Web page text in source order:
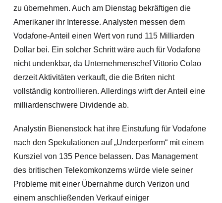
zu übernehmen. Auch am Dienstag bekräftigen die
Amerikaner ihr Interesse. Analysten messen dem
Vodafone-Anteil einen Wert von rund 115 Milliarden
Dollar bei. Ein solcher Schritt wäre auch für Vodafone
nicht undenkbar, da Unternehmenschef Vittorio Colao
derzeit Aktivitäten verkauft, die die Briten nicht
vollständig kontrollieren. Allerdings wirft der Anteil eine
milliardenschwere Dividende ab.
Analystin Bienenstock hat ihre Einstufung für Vodafone
nach den Spekulationen auf „Underperform“ mit einem
Kursziel von 135 Pence belassen. Das Management
des britischen Telekomkonzerns würde viele seiner
Probleme mit einer Übernahme durch Verizon und
einem anschließenden Verkauf einiger